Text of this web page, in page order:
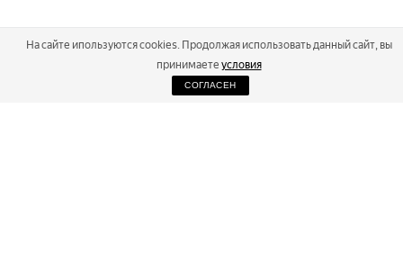
На сайте ипользуются cookies. Продолжая использовать данный сайт, вы
принимаете условия
СОГЛАСЕН